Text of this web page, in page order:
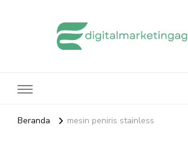
Beranda mesin peniris stainless